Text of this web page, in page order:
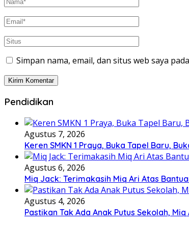
Simpan nama, email, dan situs web saya
Pendidikan
Agustus 7, 2026
Keren SMKN 1 Praya, Buka Tapel Baru,
Agustus 6, 2026
Miq Jack: Terimakasih Miq Ari Atas
Agustus 4, 2026
Pastikan Tak Ada Anak Putus Sekolah,